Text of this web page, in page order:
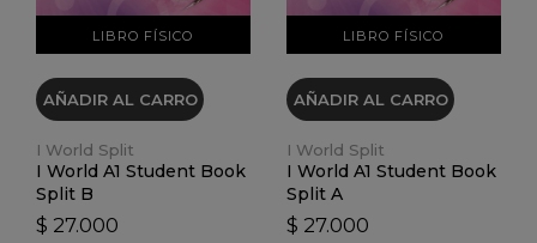
LIBRO FÍSICO
AÑADIR AL CARRO
I World Split
I World A1 Student Book
Split B
$ 27.000
LIBRO FÍSICO
AÑADIR AL CARRO
I World Split
I World A1 Student Book
Split A
$ 27.000